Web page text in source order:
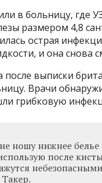
в больницу, где
размером 4,8
острая
и она снова
выписки
Врачи
грибковую
ношу нижнее
после
Такер.